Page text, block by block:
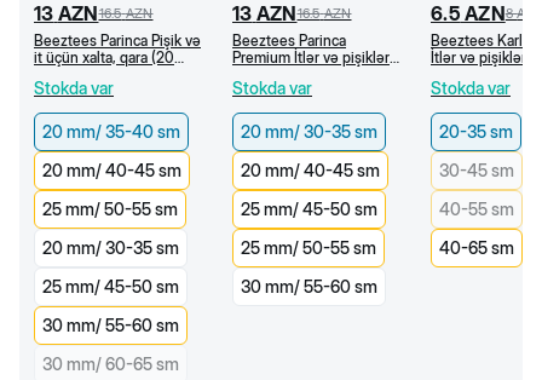
13 AZN16.5 AZN
Beeztees Parinca Pişik və
it üçün xalta, qara (20
Stokda var
20 mm/ 35-40 sm
20 mm/ 40-45 sm
25 mm/ 50-55 sm
20 mm/ 30-35 sm
25 mm/ 45-50 sm
30 mm/ 55-60 sm
30 mm/ 60-65 sm
13 AZN16.5 AZN
Beeztees Parinca
Premium İtlər və pişiklər
mm/30-35 sm)
Stokda var
20 mm/ 30-35 sm
20 mm/ 40-45 sm
25 mm/ 45-50 sm
25 mm/ 50-55 sm
30 mm/ 55-60 sm
6.5 AZN8
Beeztees Karlie
İtlər və pişiklər
narıncı (20-35
Stokda var
20-35 sm
30-45 sm
40-55 sm
40-65 sm